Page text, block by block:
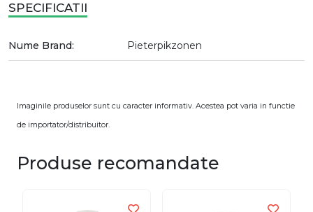
SPECIFICATII
Nume Brand: Pieterpikzonen
Imaginile produselor sunt cu caracter informativ. Acestea pot varia in functie
de importator/distribuitor.
Produse recomandate